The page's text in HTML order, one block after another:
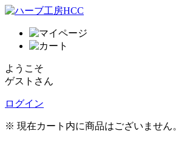
ようこそ
ゲストさん
ログイン
※ 現在カート内に商品はございません。